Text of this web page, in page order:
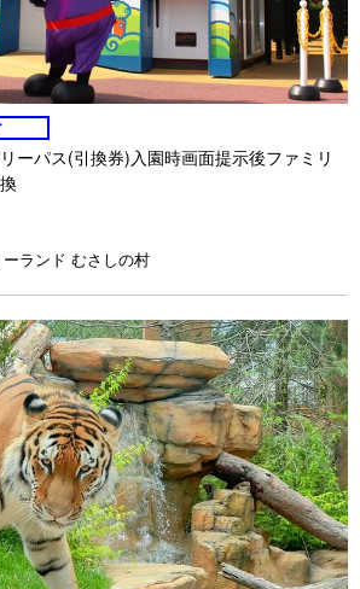
ーパス(引換券)入園時画面提示後ファミリ
ランド むさしの村